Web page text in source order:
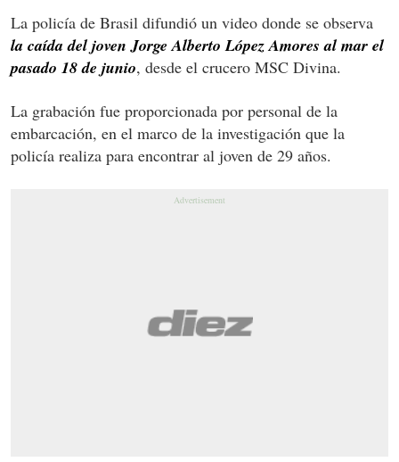
La policía de Brasil difundió un video donde se observa
la caída del joven Jorge Alberto López Amores al mar el
pasado 18 de junio, desde el crucero MSC Divina.
La grabación fue proporcionada por personal de la
embarcación, en el marco de la investigación que la
policía realiza para encontrar al joven de 29 años.